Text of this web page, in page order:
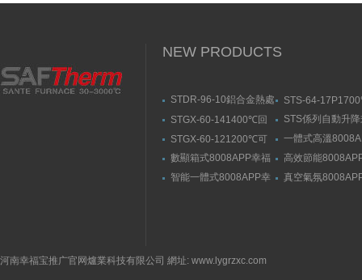
NEW PRODUCTS
STDR-96-10鋁合金熱處
理爐-箱式幸福宝污APP
STS-64-
動升降式燒結爐
STGX-60-141400℃回
轉幸福宝污版下载（剛
STS係列自動升
結爐
STGX-60-121200℃可
傾斜幸福宝污版下载
一體式高溫
福宝隐藏入口
數顯箱式8008APP幸福
宝隐藏入口
高效節能
宝隐藏入口
智能一體式8008APP幸
真空氣氛
河南幸福宝推广官网爐業科技有限公司 網址: www.lygrzxc.com